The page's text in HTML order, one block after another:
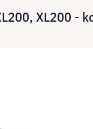
XL200 -